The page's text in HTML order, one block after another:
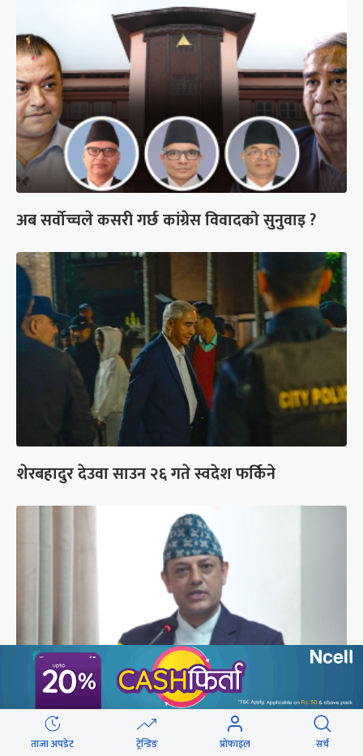
अब सर्वोच्चले कसरी गर्छ कांग्रेस विवादको सुनुवाइ ?
शेरबहादुर देउवा साउन २६ गते स्वदेश फर्किने
‘संसद्‍मा कालो चस्मा खोल्नू, बैठक चल्दा सेयर कारोबार
ताजा अपडेट ट्रेन्डिङ प्रोफाइल सर्च